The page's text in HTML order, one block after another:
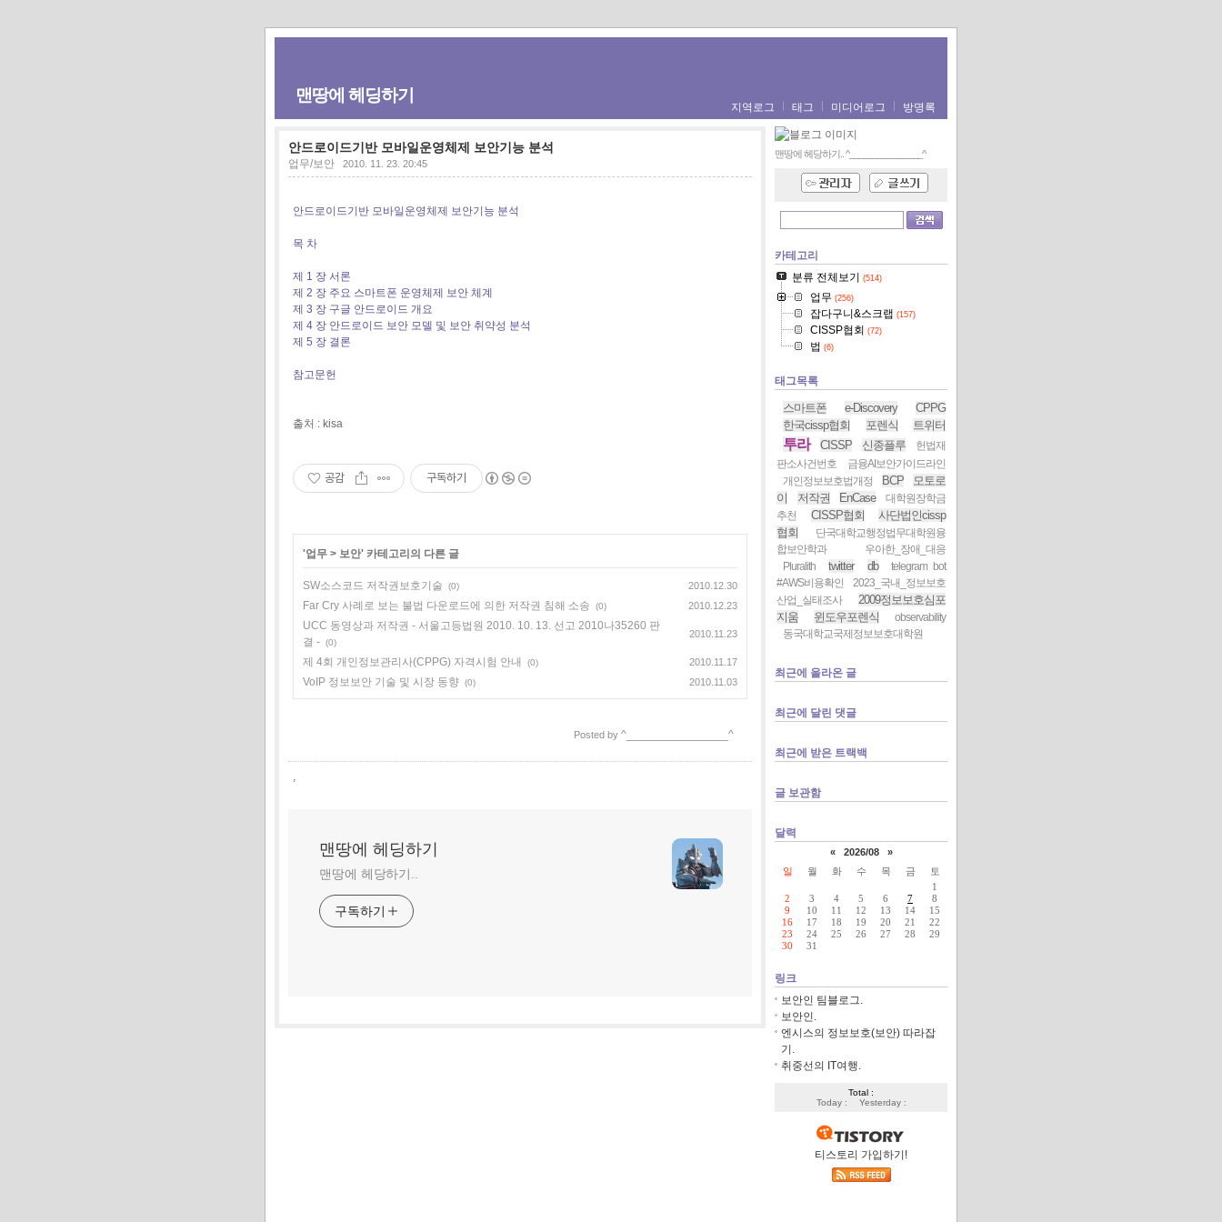
맨땅에 헤딩하기
지역로그 태그 미디어로그 방명록
안드로이드기반 모바일운영체제 보안기능 분석
업무/보안 2010. 11. 23. 20:45
안드로이드기반 모바일운영체제 보안기능 분석
목 차
제 1 장 서론
제 2 장 주요 스마트폰 운영체제 보안 체계
제 3 장 구글 안드로이드 개요
제 4 장 안드로이드 보안 모델 및 보안 취약성 분석
제 5 장 결론
참고문헌
출처 : kisa
공감 구독하기
'업무 > 보안' 카테고리의 다른 글
SW소스코드 저작권보호기술 (0) 2010.12.30
Far Cry 사례로 보는 불법 다운로드에 의한 저작권 침해 소송 (0) 2010.12.23
UCC 동영상과 저작권 - 서울고등법원 2010. 10. 13. 선고 2010나35260 판
결 - (0)
2010.11.23
제 4회 개인정보관리사(CPPG) 자격시험 안내 (0) 2010.11.17
VoIP 정보보안 기술 및 시장 동향 (0) 2010.11.03
Posted by ^________________^
맨땅에 헤딩하기
맨땅에 헤당하기..
구독하기
맨땅에 헤당하기.. ^________________^
카테고리
분류 전체보기
(514)
업무 (256)
잡다구니&스크랩 (157)
CISSP협회 (72)
법 (6)
태그목록
스마트폰 e-Discovery
CPPG
한국cissp협회
포렌식 트위터
투라 CISSP 신종플루
헌법재
판소사건번호
금융AI보안가이드라인
개인정보보호법개정
BCP
모토로
이
저작권 EnCase
대학원장학금
추천
CISSP협회
사단법인cissp
협회
단국대학교행정법무대학원융
합보안학과
우아한_장애_대응
Pluralith
twitter db
telegram bot
#AWS비용확인
2023_국내_정보보호
산업_실태조사
2009정보보호심포
지움
윈도우포렌식
observability
동국대학교국제정보보호대학원
최근에 올라온 글
최근에 달린 댓글
최근에 받은 트랙백
글 보관함
달력
« 2026/08
»
일
월 화 수 목 금
토
1
2
3 4 5 6 7
8
9
10 11 12 13 14
15
16
17 18 19 20 21
22
23
24 25 26 27 28
29
30
31
링크
보안인 팀블로그.
보안인.
엔시스의 정보보호(보안) 따라잡
기.
취중선의 IT여행.
Total :
Today :
Yesterday :
티스토리 가입하기!